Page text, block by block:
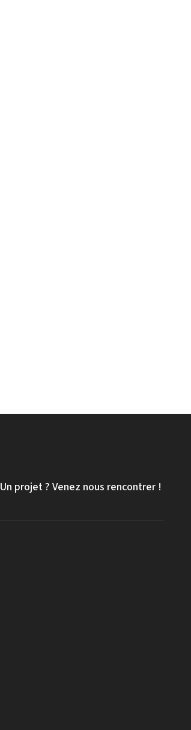
Un projet ? Venez nous rencontrer !